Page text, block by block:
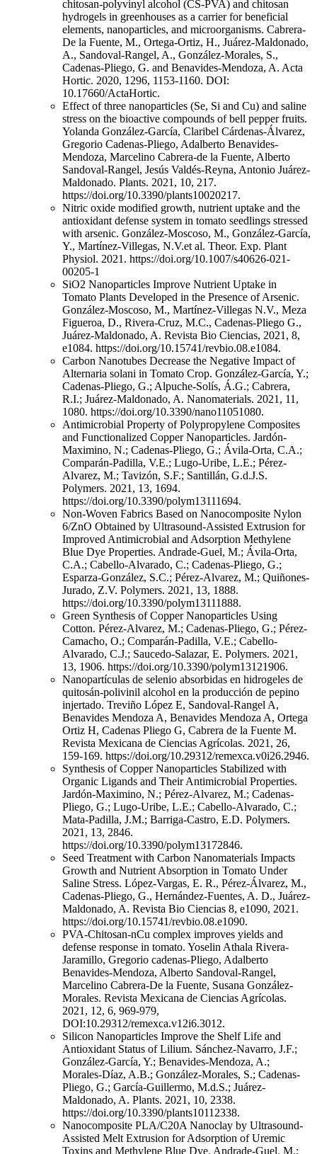
chitosan-polyvinyl alcohol (CS-PVA) and chitosan
hydrogels in greenhouses as a carrier for beneficial
elements, nanoparticles, and microorganisms. Cabrera-
De la Fuente, M., Ortega-Ortiz, H., Juárez-Maldonado,
A., Sandoval-Rangel, A., González-Morales, S.,
Cadenas-Pliego, G. and Benavides-Mendoza, A. Acta
Hortic. 2020, 1296, 1153-1160. DOI:
10.17660/ActaHortic.
Effect of three nanoparticles (Se, Si and Cu) and saline
stress on the bioactive compounds of bell pepper fruits.
Yolanda González-García, Claribel Cárdenas-Álvarez,
Gregorio Cadenas-Pliego, Adalberto Benavides-
Mendoza, Marcelino Cabrera-de la Fuente, Alberto
Sandoval-Rangel, Jesús Valdés-Reyna, Antonio Juárez-
Maldonado. Plants. 2021, 10, 217.
https://doi.org/10.3390/plants10020217.
Nitric oxide modified growth, nutrient uptake and the
antioxidant defense system in tomato seedlings stressed
with arsenic. González-Moscoso, M., González-García,
Y., Martínez-Villegas, N.V.et al. Theor. Exp. Plant
Physiol. 2021. https://doi.org/10.1007/s40626-021-
00205-1
SiO2 Nanoparticles Improve Nutrient Uptake in
Tomato Plants Developed in the Presence of Arsenic.
González-Moscoso, M., Martínez-Villegas N.V., Meza
Figueroa, D., Rivera-Cruz, M.C., Cadenas-Pliego G.,
Juárez-Maldonado, A. Revista Bio Ciencias, 2021, 8,
e1084. https://doi.org/10.15741/revbio.08.e1084.
Carbon Nanotubes Decrease the Negative Impact of
Alternaria solani in Tomato Crop. González-García, Y.;
Cadenas-Pliego, G.; Alpuche-Solís, Á.G.; Cabrera,
R.I.; Juárez-Maldonado, A. Nanomaterials. 2021, 11,
1080. https://doi.org/10.3390/nano11051080.
Antimicrobial Property of Polypropylene Composites
and Functionalized Copper Nanoparticles. Jardón-
Maximino, N.; Cadenas-Pliego, G.; Ávila-Orta, C.A.;
Comparán-Padilla, V.E.; Lugo-Uribe, L.E.; Pérez-
Alvarez, M.; Tavizón, S.F.; Santillán, G.d.J.S.
Polymers. 2021, 13, 1694.
https://doi.org/10.3390/polym13111694.
Non-Woven Fabrics Based on Nanocomposite Nylon
6/ZnO Obtained by Ultrasound-Assisted Extrusion for
Improved Antimicrobial and Adsorption Methylene
Blue Dye Properties. Andrade-Guel, M.; Ávila-Orta,
C.A.; Cabello-Alvarado, C.; Cadenas-Pliego, G.;
Esparza-González, S.C.; Pérez-Alvarez, M.; Quiñones-
Jurado, Z.V. Polymers. 2021, 13, 1888.
https://doi.org/10.3390/polym13111888.
Green Synthesis of Copper Nanoparticles Using
Cotton. Pérez-Alvarez, M.; Cadenas-Pliego, G.; Pérez-
Camacho, O.; Comparán-Padilla, V.E.; Cabello-
Alvarado, C.J.; Saucedo-Salazar, E. Polymers. 2021,
13, 1906. https://doi.org/10.3390/polym13121906.
Nanopartículas de selenio absorbidas en hidrogeles de
quitosán-polivinil alcohol en la producción de pepino
injertado. Treviño López E, Sandoval-Rangel A,
Benavides Mendoza A, Benavides Mendoza A, Ortega
Ortiz H, Cadenas Pliego G, Cabrera de la Fuente M.
Revista Mexicana de Ciencias Agrícolas. 2021, 26,
159-169. https://doi.org/10.29312/remexca.v0i26.2946.
Synthesis of Copper Nanoparticles Stabilized with
Organic Ligands and Their Antimicrobial Properties.
Jardón-Maximino, N.; Pérez-Alvarez, M.; Cadenas-
Pliego, G.; Lugo-Uribe, L.E.; Cabello-Alvarado, C.;
Mata-Padilla, J.M.; Barriga-Castro, E.D. Polymers.
2021, 13, 2846.
https://doi.org/10.3390/polym13172846.
Seed Treatment with Carbon Nanomaterials Impacts
Growth and Nutrient Absorption in Tomato Under
Saline Stress. López-Vargas, E. R., Pérez-Álvarez, M.,
Cadenas-Pliego, G., Hernández-Fuentes, A. D., Juárez-
Maldonado, A. Revista Bio Ciencias 8, e1090, 2021.
https://doi.org/10.15741/revbio.08.e1090.
PVA-Chitosan-nCu complex improves yields and
defense response in tomato. Yoselin Athala Rivera-
Jaramillo, Gregorio cadenas-Pliego, Adalberto
Benavides-Mendoza, Alberto Sandoval-Rangel,
Marcelino Cabrera-De la Fuente, Susana González-
Morales. Revista Mexicana de Ciencias Agrícolas.
2021, 12, 6, 969-979,
DOI:10.29312/remexca.v12i6.3012.
Silicon Nanoparticles Improve the Shelf Life and
Antioxidant Status of Lilium. Sánchez-Navarro, J.F.;
González-García, Y.; Benavides-Mendoza, A.;
Morales-Díaz, A.B.; González-Morales, S.; Cadenas-
Pliego, G.; García-Guillermo, M.d.S.; Juárez-
Maldonado, A. Plants. 2021, 10, 2338.
https://doi.org/10.3390/plants10112338.
Nanocomposite PLA/C20A Nanoclay by Ultrasound-
Assisted Melt Extrusion for Adsorption of Uremic
Toxins and Methylene Blue Dye. Andrade-Guel, M.;